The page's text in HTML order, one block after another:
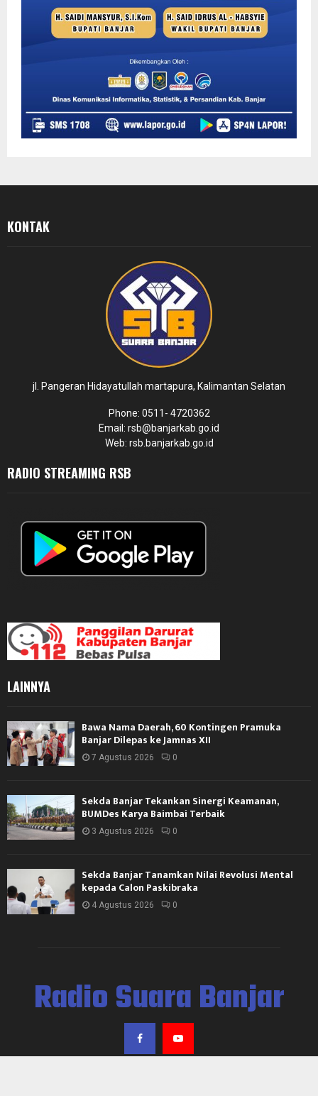
KONTAK
jl. Pangeran Hidayatullah martapura, Kalimantan Selatan
Phone: 0511- 4720362
Email: rsb@banjarkab.go.id
Web: rsb.banjarkab.go.id
RADIO STREAMING RSB
LAINNYA
Bawa Nama Daerah, 60 Kontingen Pramuka
Banjar Dilepas ke Jamnas XII
7 Agustus 2026 0
Sekda Banjar Tekankan Sinergi Keamanan,
BUMDes Karya Baimbai Terbaik
3 Agustus 2026 0
Sekda Banjar Tanamkan Nilai Revolusi Mental
kepada Calon Paskibraka
4 Agustus 2026 0
Radio Suara Banjar